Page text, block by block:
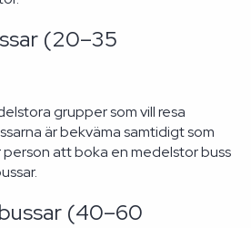
(20–35
grupper som vill resa
är bekväma samtidigt som
att boka en medelstor buss
(40–60